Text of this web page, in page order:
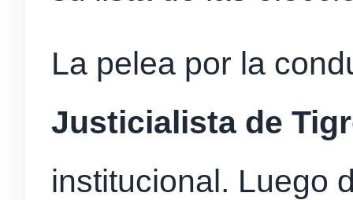
La pelea por la
Justicialista de
institucional. Luego